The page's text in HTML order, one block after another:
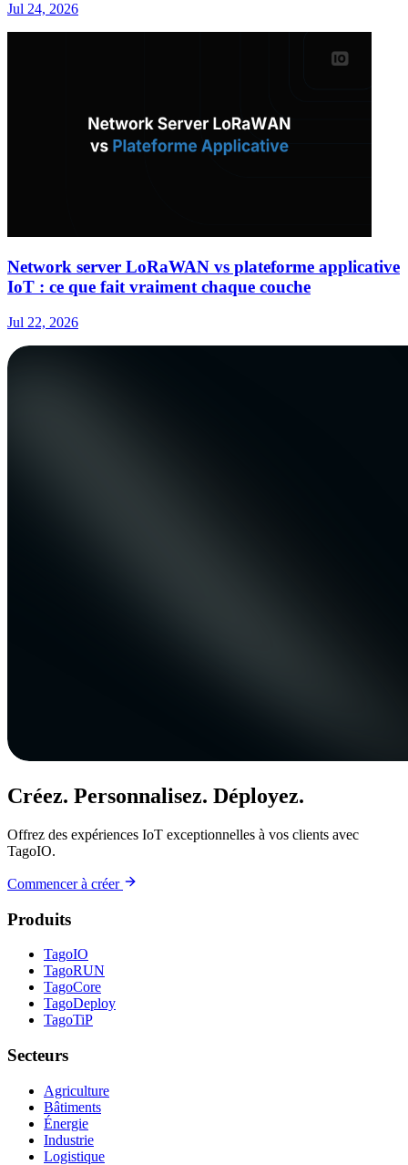
Jul 24, 2026
Network server LoRaWAN vs plateforme applicative
IoT : ce que fait vraiment chaque couche
Jul 22, 2026
Créez. Personnalisez. Déployez.
Offrez des expériences IoT exceptionnelles à vos clients avec
TagoIO.
Commencer à créer
Produits
TagoIO
TagoRUN
TagoCore
TagoDeploy
TagoTiP
Secteurs
Agriculture
Bâtiments
Énergie
Industrie
Logistique